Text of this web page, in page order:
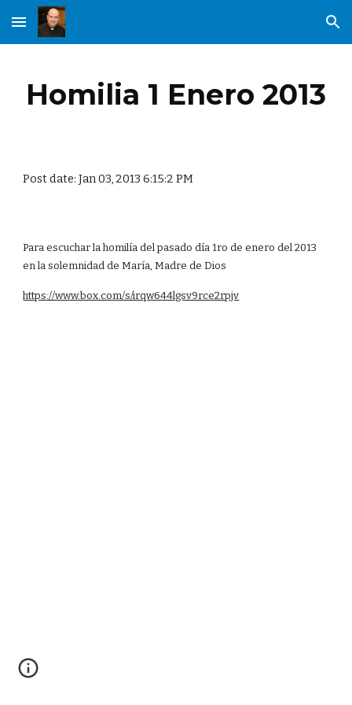
Skip to main content Skip to navigation
Homilia 1 Enero 2013
Post date: Jan 03, 2013 6:15:2 PM
Para escuchar la homilía del pasado día 1ro de enero del 2013
en la solemnidad de María, Madre de Dios
https://www.box.com/s/irqw644lgsv9rce2rpjv